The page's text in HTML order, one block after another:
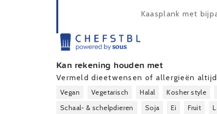
Kaasplank met
Kan rekening houden met
Vermeld dieetwensen of allergieën
Vegan Vegetarisch Halal Kosher style
Schaal- & schelpdieren
Soja Ei Fruit